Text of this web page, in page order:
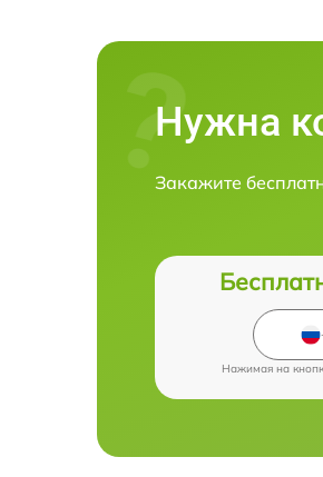
Нужна
Закажите
Нажимая на